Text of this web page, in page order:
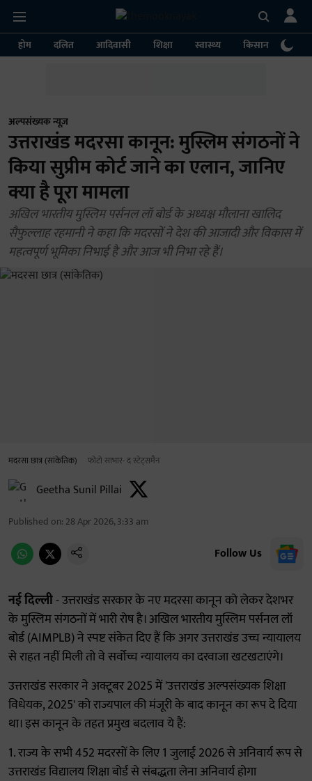
होम दलित आदिवासी शिक्षा स्वास्थ्य किसान
अल्पसंख्यक न्यूज़
उत्तराखंड मदरसा कानून: मुस्लिम संगठनों ने
किया सुप्रीम कोर्ट जाने का एलान, जानिए
क्या है पूरा मामला
अखिल भारतीय मुस्लिम पर्सनल लॉ बोर्ड के अध्यक्ष मौलाना खालिद
सैफुल्लाह रहमानी ने कहा कि मदरसों ने देश की आजादी और विकास में
महत्वपूर्ण भूमिका निभाई है और आज भी निभा रहे हैं।
मदरसा छात्र (सांकेतिक) फोटो साभार- द स्टेट्समैन
Geetha Sunil Pillai
Published on: 28 Apr 2026, 3:33 am
Follow Us
नई दिल्ली- उत्तराखंड सरकार के नए मदरसा कानून को लेकर देशभर
के मुस्लिम संगठनों में भारी रोष है। अखिल भारतीय मुस्लिम पर्सनल लॉ
बोर्ड (AIMPLB) ने स्पष्ट संकेत दिए हैं कि अगर उत्तराखंड उच्च न्यायालय
से राहत नहीं मिली तो वे सर्वोच्च न्यायालय का दरवाजा खटखटाएंगे।
उत्तराखंड सरकार ने अक्टूबर 2025 में 'उत्तराखंड अल्पसंख्यक शिक्षा
विधेयक, 2025' को राज्यपाल की मंजूरी के बाद कानून का रूप दे दिया
था। इस कानून के तहत प्रमुख बदलाव ये हैं:
1. राज्य के सभी 452 मदरसों के लिए 1 जुलाई 2026 से अनिवार्य रूप से
उत्तराखंड विद्यालय शिक्षा बोर्ड से संबद्धता लेना अनिवार्य होगा